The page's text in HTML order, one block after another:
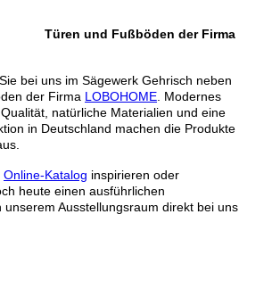
Türen und Fußbödender Firma
bei uns im Sägewerk Gehrisch neben
der Firma LOBOHOME . Modernes
natürliche Materialien und eine
in Deutschland machen die Produkte
Online-Katalog inspirieren oder
heute einen ausführlichen
unserem Ausstellungsraum direkt bei uns